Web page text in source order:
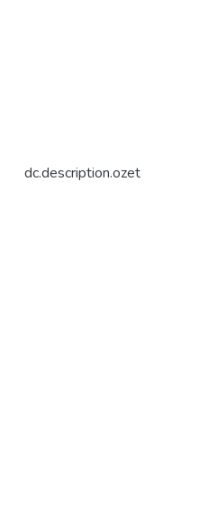
dc.description.ozet